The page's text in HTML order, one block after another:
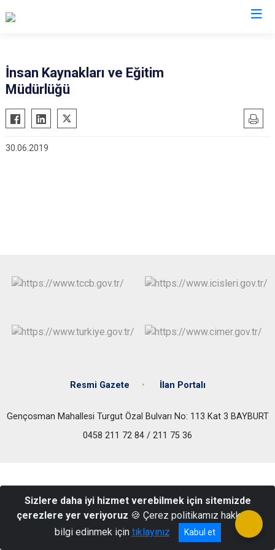
İnsan Kaynakları ve Eğitim
Müdürlüğü
30.06.2019
Resmi Gazete İlan Portalı
Gençosman Mahallesi Turgut Özal Bulvarı No: 113 Kat 3 BAYBURT
0458 211 72 84 / 211 75 36
Sizlere daha iyi hizmet verebilmek için sitemizde
çerezlere yer veriyoruz 🍪 Çerez politikamız hakkında
bilgi edinmek için tıklayınız Kabul et